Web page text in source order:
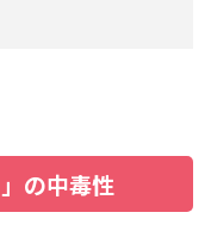
の中毒性